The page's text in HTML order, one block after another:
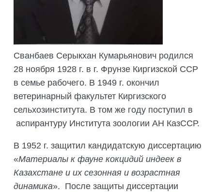
ОБОСНОВАНИЙ
ОРГАНИЗАЦИЯ ТРЕНИНГОВ И
СЕМИНАРОВ, ПОЛЕВЫХ ЭКСКУРСИЙ
ОРГАНИЗАЦИЯ ПОЛЕВЫХ ПРАКТИК,
СТАЖИРОВОК
СОВМЕСТНО С НАУЧНЫМ
ОБЩЕСТВОМ ТЕТИС
СЕЛЕВИНИЯ
SAIGA NEWS
Сванбаев Серыкхан Кумарьянович родился
28 ноября 1928 г. в г. Фрунзе Киргизской ССР
в семье рабочего. В 1949 г. окончил
ветеринарный факультет Киргизского
сельхозинститута. В том же году поступил в
аспирантуру Института зоологии АН КазССР.
В 1952 г. защитил кандидатскую диссертацию
«Материалы к фауне кокцидий индеек в
Казахстане и их сезонная и возрастная
динамика». После защиты диссертации